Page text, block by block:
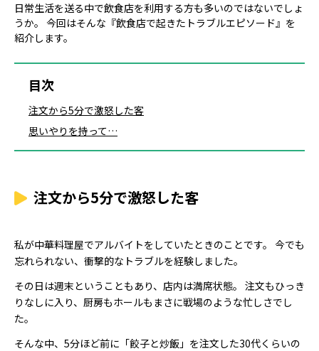
日常生活を送る中で飲食店を利用する方も多いのではないでしょ
うか。 今回はそんな『飲食店で起きたトラブルエピソード』を
紹介します。
目次
注文から5分で激怒した客
思いやりを持って…
注文から5分で激怒した客
私が中華料理屋でアルバイトをしていたときのことです。 今でも
忘れられない、衝撃的なトラブルを経験しました。
その日は週末ということもあり、店内は満席状態。 注文もひっき
りなしに入り、厨房もホールもまさに戦場のような忙しさでし
た。
そんな中、5分ほど前に「餃子と炒飯」を注文した30代くらいの